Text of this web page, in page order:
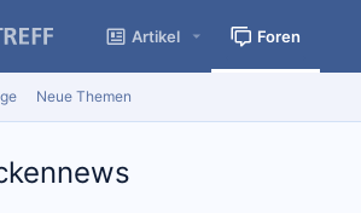
Artikel Foren
Neue Themen